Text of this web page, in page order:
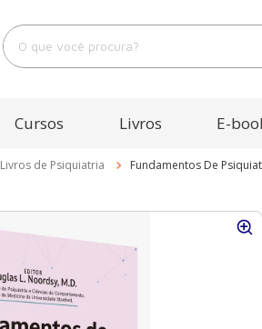
O que você procura?
Cursos Livros E-
Livros de Psiquiatria Fundamentos De